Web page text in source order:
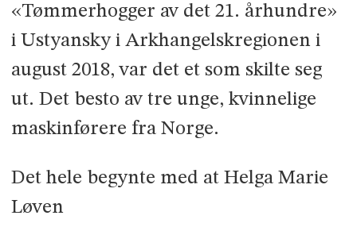
«Tømmerhogger av det 21. århundre»
i Ustyansky i Arkhangelsk­regionen i
august 2018, var det et som skilte seg
ut. Det besto av tre unge, kvinnelige
maskinførere fra Norge.
Det hele begynte med at Helga Marie
Løven­